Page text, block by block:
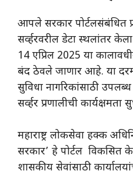
आपले सरकार पोर्टलसंबंधित
सर्व्हरवरील डेटा स्थलांतर
14 एप्रिल 2025 या
बंद ठेवले जाणार आहे. या
सुविधा नागरिकांसाठी उपलब्ध
सर्व्हर प्रणालीची
महाराष्ट्र लोकसेवा हक्क
सरकार’ हे पोर्टल विकसित
शासकीय सेवांसाठी